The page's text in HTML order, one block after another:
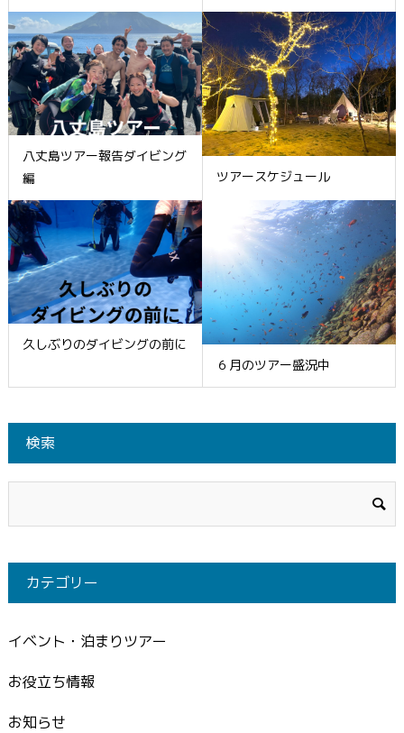
八丈島ツアー報告ダイビング
編
ツアースケジュール
久しぶりのダイビングの前に
６月のツアー盛況中
検索
カテゴリー
イベント・泊まりツアー
お役立ち情報
お知らせ